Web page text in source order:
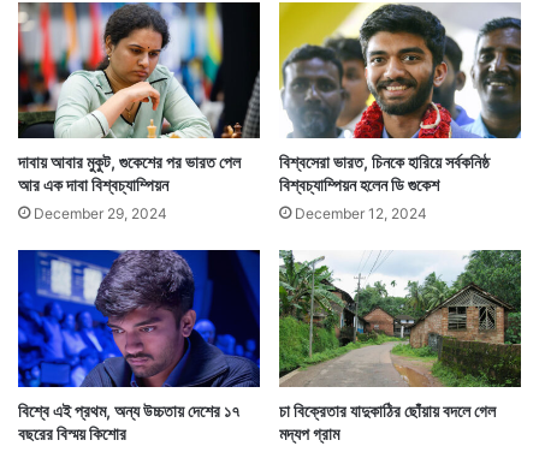
কিন্তু খেলা যত এগিয়েছে দিব্যা দেশমুখ ততই তাঁর প্রতিভার
স্বাক্ষর রাখতে শুরু করেছিলেন। একের পর এক নামী খেলোয়াড়দের
পরাস্ত করতে করতে তিনি পৌঁছে যান ফাইনালে। যেখানে তাঁকে
মুখোমুখি হতে হয় ভারতের ১ নম্বর মহিলা দাবাড়ু কোনেরু হাম্পির।
দাবায় আবার মুকুট, গুকেশের পর ভারত পেল
আর এক দাবা বিশ্বচ্যাম্পিয়ন
December 29, 2024
বিশ্বসেরা ভারত, চিনকে হারিয়ে সর্বকনিষ্ঠ
বিশ্বচ্যাম্পিয়ন হলেন ডি গুকেশ
December 12, 2024
বিশ্বে এই প্রথম, অন্য উচ্চতায় দেশের ১৭
বছরের বিস্ময় কিশোর
চা বিক্রেতার যাদুকাঠির ছোঁয়ায় বদলে গেল
মদ্যপ গ্রাম